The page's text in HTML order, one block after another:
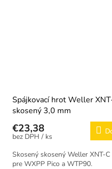
Spájkovací hrot Weller
skosený 3,0 mm
€23,38
/ ks
Skosený skosený Weller XNT-C
pre WXPP Pico a WTP90.